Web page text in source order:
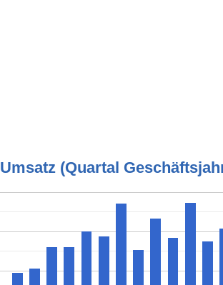
Umsatz (Quartal